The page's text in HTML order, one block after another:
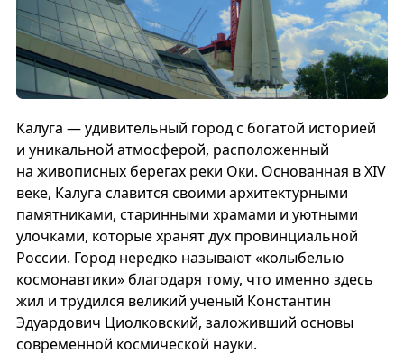
Калуга — удивительный город с богатой историей
и уникальной атмосферой, расположенный
на живописных берегах реки Оки. Основанная в XIV
веке, Калуга славится своими архитектурными
памятниками, старинными храмами и уютными
улочками, которые хранят дух провинциальной
России. Город нередко называют «колыбелью
космонавтики» благодаря тому, что именно здесь
жил и трудился великий ученый Константин
Эдуардович Циолковский, заложивший основы
современной космической науки.